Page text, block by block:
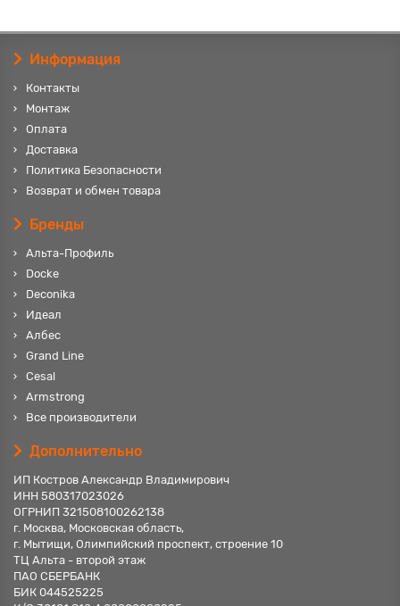
Информация
Контакты
Монтаж
Оплата
Доставка
Политика Безопасности
Возврат и обмен товара
Бренды
Альта-Профиль
Docke
Deconika
Идеал
Албес
Grand Line
Cesal
Armstrong
Все производители
Дополнительно
ИП Костров Александр Владимирович
ИНН 580317023026
ОГРНИП 321508100262138
г. Москва, Московская область,
г. Мытищи, Олимпийский проспект, строение 10
ТЦ Альта - второй этаж
ПАО СБЕРБАНК
БИК 044525225